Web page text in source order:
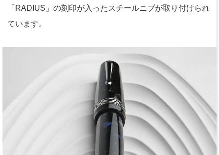
「RADIUS」の刻印が入ったスチールニブが取り付けられ
ています。